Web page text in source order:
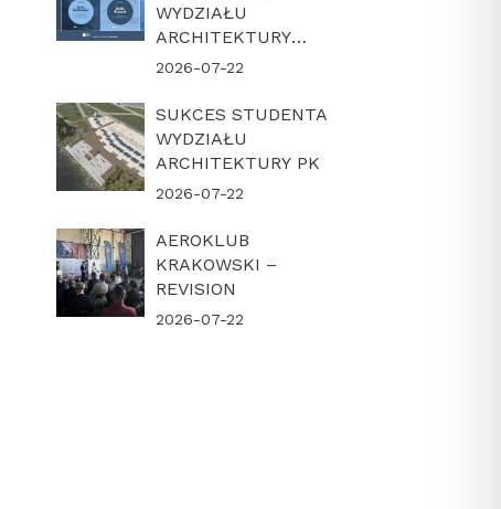
WYDZIAŁU
ARCHITEKTURY
POLITECHNIKI
FINALE KONKURSU
„DYPLOM Z
ARCHICADEM 2026”
2026-07-22
SUKCES STUDENTA
WYDZIAŁU
ARCHITEKTURY PK
2026-07-22
AEROKLUB
KRAKOWSKI –
REVISION
2026-07-22